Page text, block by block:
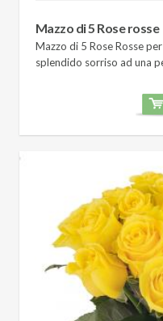
Mazzo di 5 Rose rosse
Mazzo di 5 Rose Rosse
splendido sorriso ad una